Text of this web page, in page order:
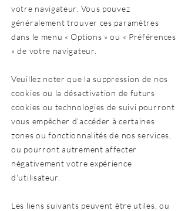
votre navigateur. Vous pouvez
généralement trouver ces paramètres
dans le menu « Options » ou « Préférences
» de votre navigateur.
Veuillez noter que la suppression de nos
cookies ou la désactivation de futurs
cookies ou technologies de suivi pourront
vous empêcher d'accéder à certaines
zones ou fonctionnalités de nos services,
ou pourront autrement affecter
négativement votre expérience
d'utilisateur.
Les liens suivants peuvent être utiles, ou